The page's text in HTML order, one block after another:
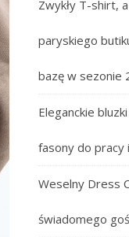
Zwykły T-shirt,
paryskiego
bazę w sezonie
Eleganckie
fasony do pracy
Weselny Dress
świadomego